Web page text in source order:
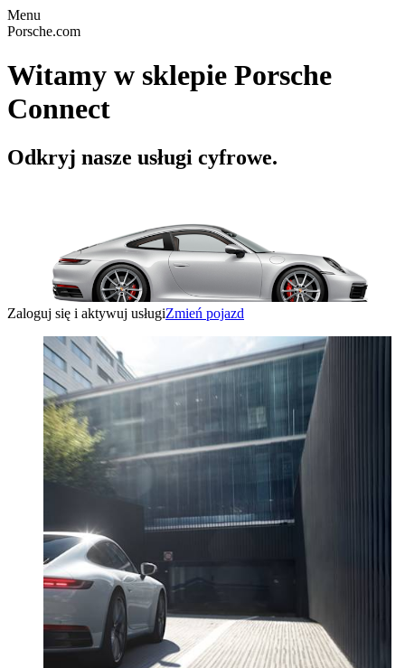
Menu
Porsche.com
Witamy w sklepie Porsche
Connect
Odkryj nasze usługi cyfrowe.
Zaloguj się i aktywuj usługiZmień pojazd